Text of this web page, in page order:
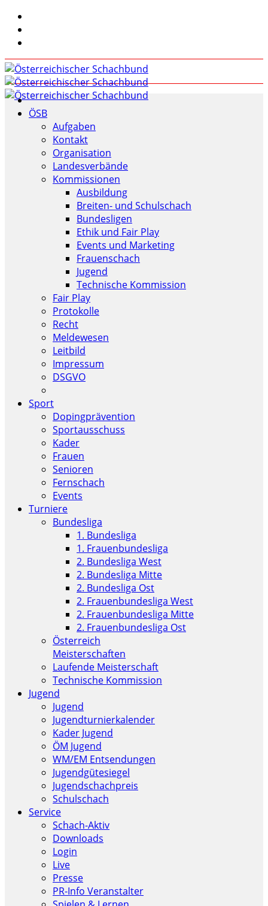
ÖSB
Aufgaben
Kontakt
Organisation
Landesverbände
Kommissionen
Ausbildung
Breiten- und Schulschach
Bundesligen
Ethik und Fair Play
Events und Marketing
Frauenschach
Jugend
Technische Kommission
Fair Play
Protokolle
Recht
Meldewesen
Leitbild
Impressum
DSGVO
Sport
Dopingprävention
Sportausschuss
Kader
Frauen
Senioren
Fernschach
Events
Turniere
Bundesliga
1. Bundesliga
1. Frauenbundesliga
2. Bundesliga West
2. Bundesliga Mitte
2. Bundesliga Ost
2. Frauenbundesliga West
2. Frauenbundesliga Mitte
2. Frauenbundesliga Ost
Österreich
Meisterschaften
Laufende Meisterschaft
Technische Kommission
Jugend
Jugend
Jugendturnierkalender
Kader Jugend
ÖM Jugend
WM/EM Entsendungen
Jugendgütesiegel
Jugendschachpreis
Schulschach
Service
Schach-Aktiv
Downloads
Login
Live
Presse
PR-Info Veranstalter